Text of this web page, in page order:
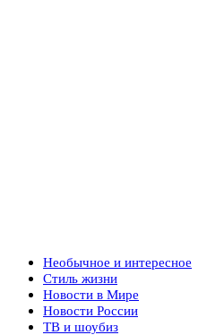
Необычное и интересное
Стиль жизни
Новости в Мире
Новости России
ТВ и шоубиз